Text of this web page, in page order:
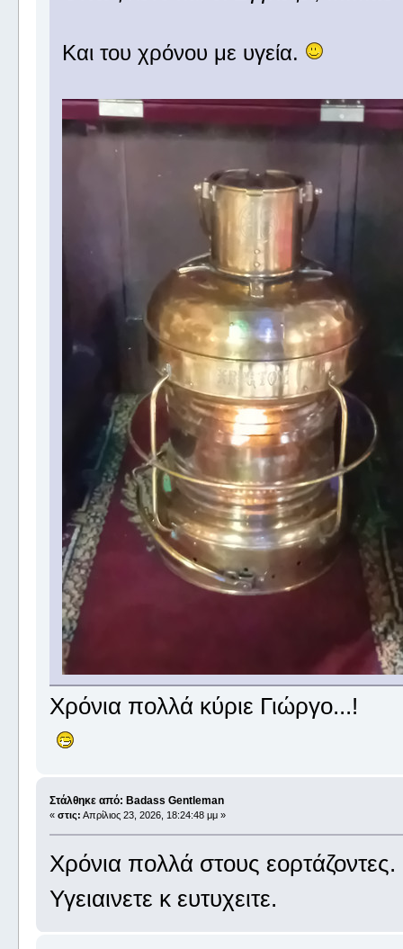
Και του χρόνου με υγεία.
Χρόνια πολλά κύριε Γιώργο...!
Στάλθηκε από: Badass Gentleman
« στις: Απρίλιος 23, 2026, 18:24:48 μμ »
Χρόνια πολλά στους εορτάζοντες.
Υγειαινετε κ ευτυχειτε.